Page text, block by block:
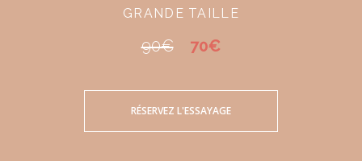
GRANDE TAILLE
90€ 70€
RÉSERVEZ L'ESSAYAGE